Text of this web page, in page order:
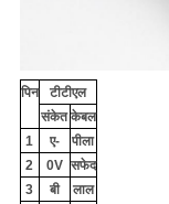
पिन
टीटीएल
संकेतकेबल
1
ए-
पीला
2
0V सफेद
3
बी
लाल